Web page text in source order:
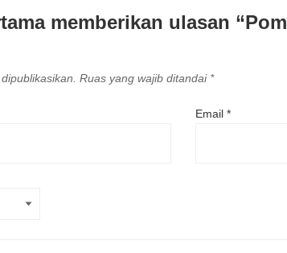
memberikan ulasan
Ruas yang wajib ditandai *
Email *